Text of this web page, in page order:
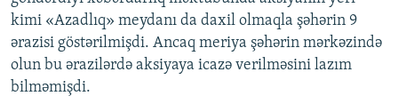
kimi «Azadlıq» meydanı da daxil olmaqla şəhərin 9
ərazisi göstərilmişdi. Ancaq meriya şəhərin mərkəzində
olun bu ərazilərdə aksiyaya icazə verilməsini lazım
bilməmişdi.